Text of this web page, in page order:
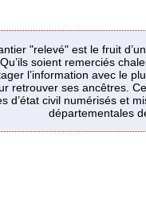
"relevé" est le fruit
soient remerciés
l’information avec le
retrouver ses ancêtres.
d’état civil numérisés et
départementales